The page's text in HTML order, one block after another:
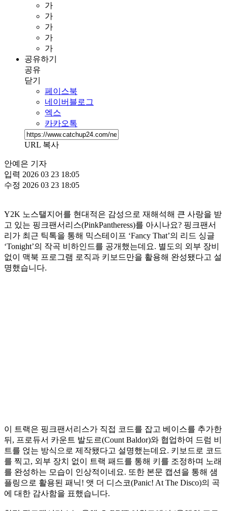
가
가
가
가
가
공유하기
공유
닫기
페이스북
네이버블로그
엑스
카카오톡
URL 복사
안예은 기자
입력 2026 03 23 18:05
수정 2026 03 23 18:05
Y2K 노스탤지어를 현대적은 감성으로 재해석해 큰 사랑을 받
고 있는 핑크팬서리스(PinkPantheress)를 아시나요? 핑크팬서
리가 최근 틱톡을 통해 믹스테이프 ‘Fancy That’의 리드 싱글
‘Tonight’의 작곡 비하인드를 공개했는데요. 별도의 외부 장비
없이 맥북 프로그램 로직과 키보드만을 활용해 완성됐다고 설
명했습니다.
이 트랙은 핑크팬서리스가 직접 코드를 잡고 베이스를 추가한
뒤, 프로듀서 카운트 발도르(Count Baldor)와 협업하여 드럼 비
트를 얹는 방식으로 제작됐다고 설명했는데요. 키보드로 코드
를 찍고, 외부 장치 없이 트랙 패드를 통해 키를 조정하며 노래
를 완성하는 모습이 인상적이네요. 또한 본문 캡션을 통해 샘
플링으로 활용된 패닉! 앳 더 디스코(Panic! At The Disco)의 곡
에 대한 감사함을 표했습니다.